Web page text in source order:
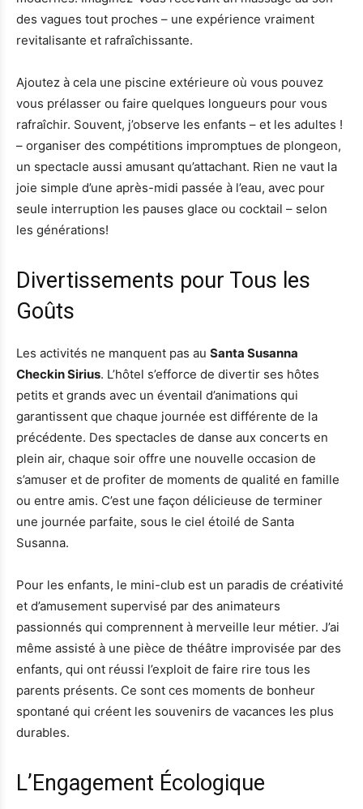
des vagues tout proches – une expérience vraiment
revitalisante et rafraîchissante.
Ajoutez à cela une piscine extérieure où vous pouvez
vous prélasser ou faire quelques longueurs pour vous
rafraîchir. Souvent, j’observe les enfants – et les adultes !
– organiser des compétitions impromptues de plongeon,
un spectacle aussi amusant qu’attachant. Rien ne vaut la
joie simple d’une après-midi passée à l’eau, avec pour
seule interruption les pauses glace ou cocktail – selon
les générations!
Divertissements pour Tous les
Goûts
Les activités ne manquent pas au Santa Susanna
Checkin Sirius. L’hôtel s’efforce de divertir ses hôtes
petits et grands avec un éventail d’animations qui
garantissent que chaque journée est différente de la
précédente. Des spectacles de danse aux concerts en
plein air, chaque soir offre une nouvelle occasion de
s’amuser et de profiter de moments de qualité en famille
ou entre amis. C’est une façon délicieuse de terminer
une journée parfaite, sous le ciel étoilé de Santa
Susanna.
Pour les enfants, le mini-club est un paradis de créativité
et d’amusement supervisé par des animateurs
passionnés qui comprennent à merveille leur métier. J’ai
même assisté à une pièce de théâtre improvisée par des
enfants, qui ont réussi l’exploit de faire rire tous les
parents présents. Ce sont ces moments de bonheur
spontané qui créent les souvenirs de vacances les plus
durables.
L’Engagement Écologique